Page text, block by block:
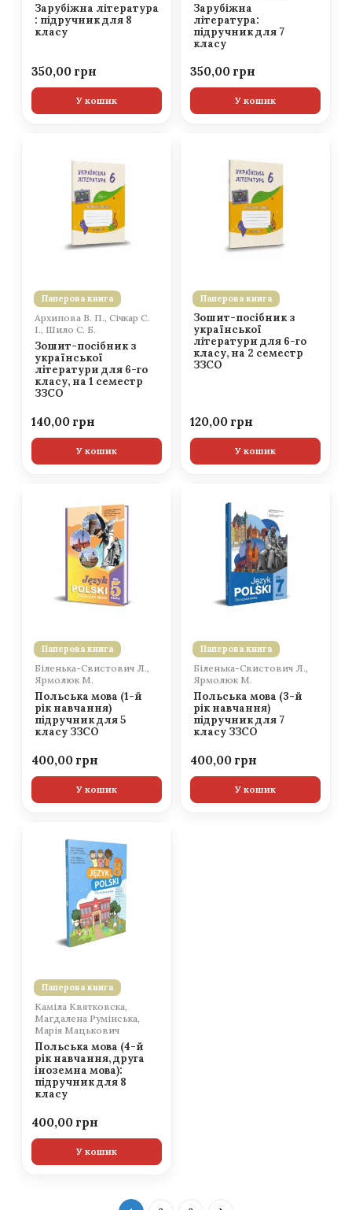
Зарубіжна література
: підручник для 8
класу
350,00
У кошик
Зарубіжна
література:
підручник для 7
класу
350,00
У кошик
Паперова книга
Архипова В. П., Січкар С.
І., Шило С. Б.
Зошит-посібник з
української
літератури для 6-го
класу, на 1 семестр
ЗЗСО
140,00
У кошик
Паперова книга
Зошит-посібник з
української
літератури для 6-го
класу, на 2 семестр
ЗЗСО
120,00
У кошик
Паперова книга
Біленька-Свистович Л.,
Ярмолюк М.
Польська мова (1-й
рік навчання)
підручник для 5
класу ЗЗСО
400,00
У кошик
Паперова книга
Біленька-Свистович Л.,
Ярмолюк М.
Польська мова (3-й
рік навчання)
підручник для 7
класу ЗЗСО
400,00
У кошик
Паперова книга
Каміла Квятковска,
Магдалена Румінська,
Марія Мацькович
Польська мова (4-й
рік навчання, друга
іноземна мова):
підручник для 8
класу
400,00
У кошик